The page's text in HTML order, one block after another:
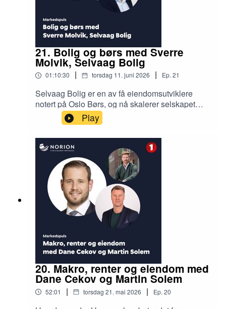
21. Bolig og børs med Sverre
Molvik, Selvaag Bolig
01:10:30 | torsdag 11. juni 2026 | Ep.21
Selvaag Bolig er en av få eiendomsutviklere
notert på Oslo Børs, og nå skalerer selskapet
også opp i Sverige. CEO Sverre Molvik forklarer
hvorfor salg av tomtebanken var en vekstdriver
for Selvaag Bolig, og hva som er annerledes
med tomteakkvisisjon, risiko og kapitalbinding
med eiendomsutvikling i Stockholm. Sverre er
fornøyd med godt salg i et trått marked, og
samme med Transaksjonsrådgiver Rune Husby
og podcastvert Jan Håvard Valstad diskuterer
han boligkonseptene og rammebetingelser som
må på plass for å møte demografiske behov og
stresset kjøpekapasitet hos investorer og
Play
20. Makro, renter og eiendom med
Dane Cekov og Martin Solem
52:01 | torsdag 21. mai 2026 | Ep. 20